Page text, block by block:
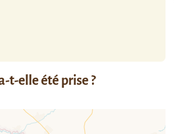
t-elle été prise ?